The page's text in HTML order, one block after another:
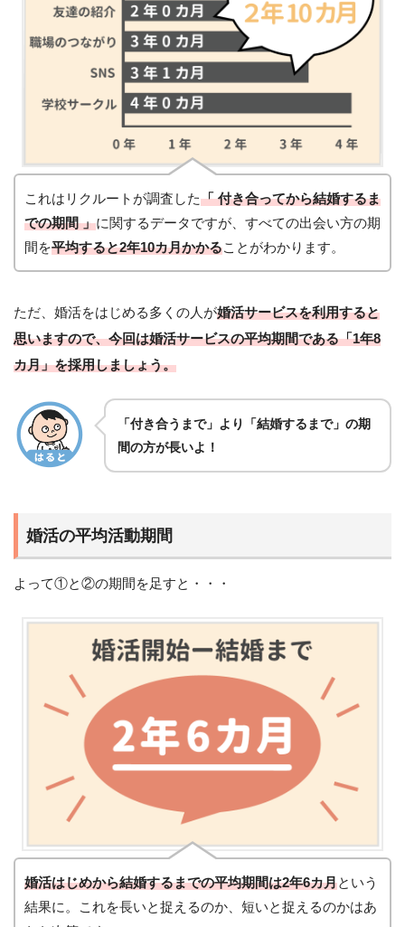
これはリクルートが調査した「 付き合ってから結婚するま
での期間 」に関するデータですが、すべての出会い方の期
間を平均すると2年10カ月かかることがわかります。
ただ、婚活をはじめる多くの人が婚活サービスを利用すると
思いますので、今回は婚活サービスの平均期間である「1年8
カ月」を採用しましょう。
「付き合うまで」より「結婚するまで」の期
間の方が長いよ！
婚活の平均活動期間
よって①と②の期間を足すと・・・
婚活はじめから結婚するまでの平均期間は2年6カ月という
結果に。これを長いと捉えるのか、短いと捉えるのかはあ